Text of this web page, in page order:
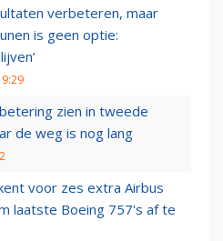
verbeteren, maar
is geen optie:
zien in tweede
de weg is nog lang
voor zes extra Airbus
laatste Boeing 757's af te